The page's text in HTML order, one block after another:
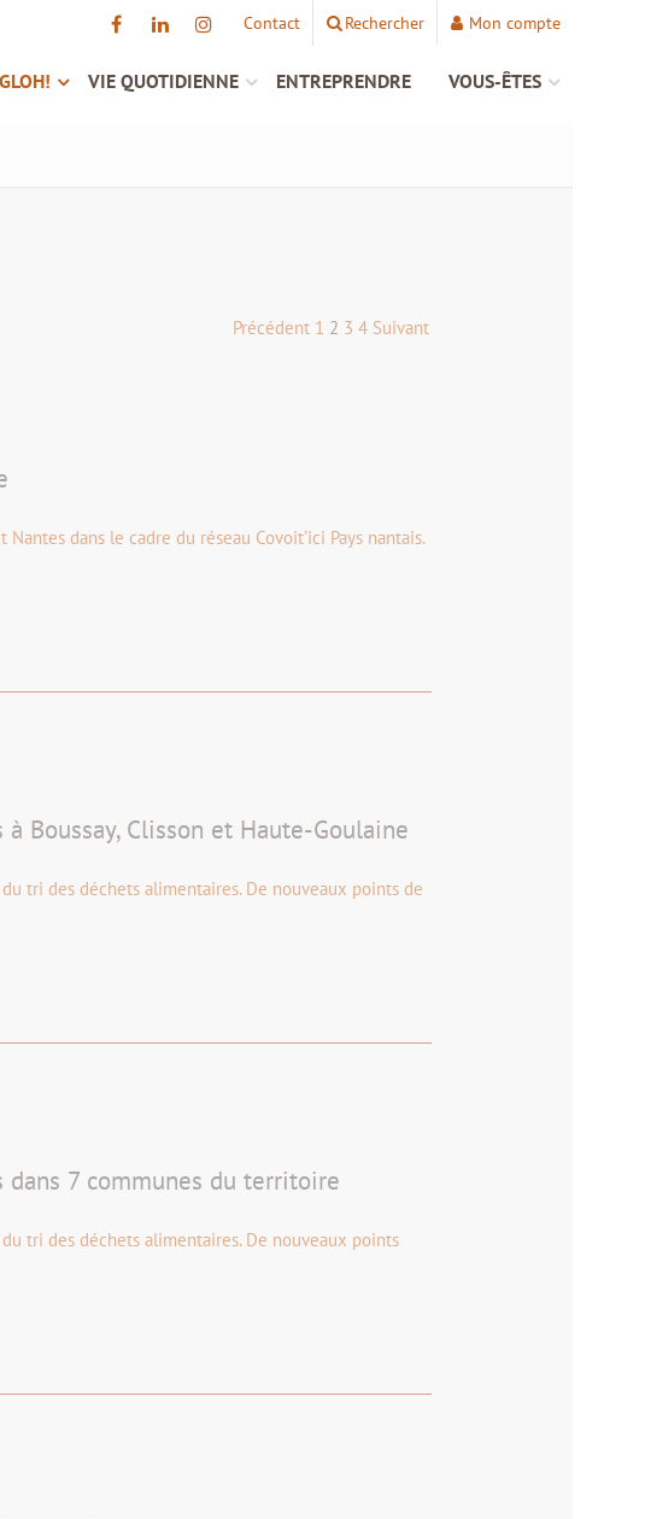
Contact Rechercher Mon compte
VIE QUOTIDIENNE ENTREPRENDRE VOUS-ÊTES
Précédent 1 2 3 4 Suivant
dans le cadre du réseau Covoit’ici Pays nantais.
Boussay, Clisson et Haute-Goulaine
tri des déchets alimentaires. De nouveaux points de
7 communes du territoire
tri des déchets alimentaires. De nouveaux points